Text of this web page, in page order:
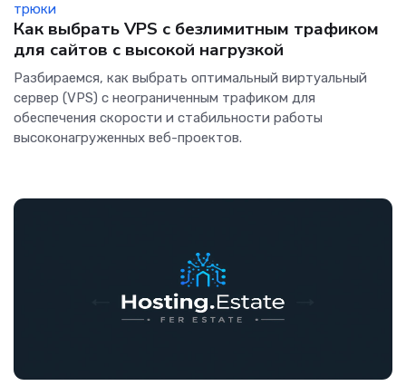
трюки
Как выбрать VPS с безлимитным трафиком
для сайтов с высокой нагрузкой
Разбираемся, как выбрать оптимальный виртуальный
сервер (VPS) с неограниченным трафиком для
обеспечения скорости и стабильности работы
высоконагруженных веб-проектов.